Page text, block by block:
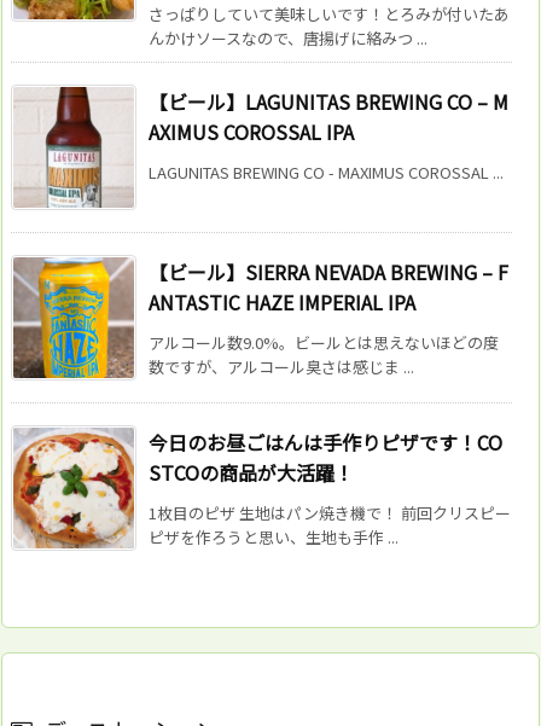
さっぱりしていて美味しいです！とろみが付いたあ
んかけソースなので、唐揚げに絡みつ ...
【ビール】LAGUNITAS BREWING CO – M
AXIMUS COROSSAL IPA
LAGUNITAS BREWING CO - MAXIMUS COROSSAL ...
【ビール】SIERRA NEVADA BREWING – F
ANTASTIC HAZE IMPERIAL IPA
アルコール数9.0%。ビールとは思えないほどの度
数ですが、アルコール臭さは感じま ...
今日のお昼ごはんは手作りピザです！CO
STCOの商品が大活躍！
1枚目のピザ 生地はパン焼き機で！ 前回クリスピー
ピザを作ろうと思い、生地も手作 ...